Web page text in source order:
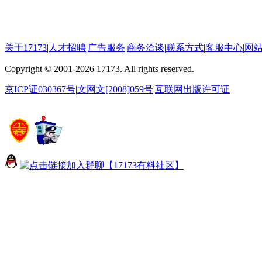
关于17173| 人才招聘|广告服务|商务洽谈|联系方式|客服中心|网
Copyright © 2001-2026 17173. All rights reserved.
京ICP证030367号|文网文[2008]059号|互联网出版许可证